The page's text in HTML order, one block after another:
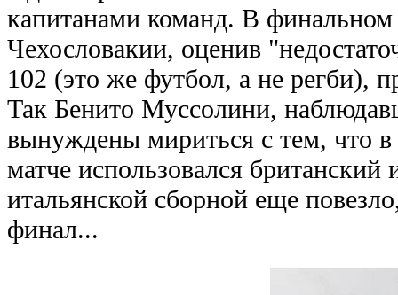
капитанами команд. В
Чехословакии, оценив
102 (это же футбол, а не регби),
Так Бенито Муссолини,
вынуждены мириться с тем, что
матче использовался британский
итальянской сборной еще
финал...